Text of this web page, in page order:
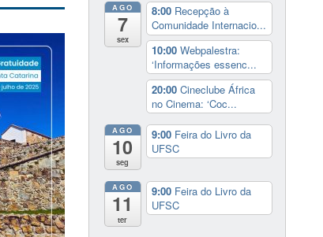
AGO
7
sex
8:00 Recepção à
Comunidade Internacio...
10:00 Webpalestra:
‘Informações essenc...
20:00 Cineclube África
no Cinema: ‘Coc...
AGO
10
seg
9:00 Feira do Livro da
UFSC
AGO
11
ter
9:00 Feira do Livro da
UFSC